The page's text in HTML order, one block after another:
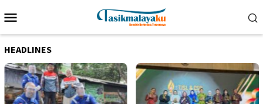
ke
Mobile
HEADLINES